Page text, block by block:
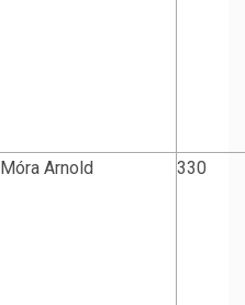
Móra Arnold 330